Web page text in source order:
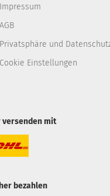
Impressum
AGB
Privatsphäre und
Cookie Einstellungen
versenden mit
bezahlen